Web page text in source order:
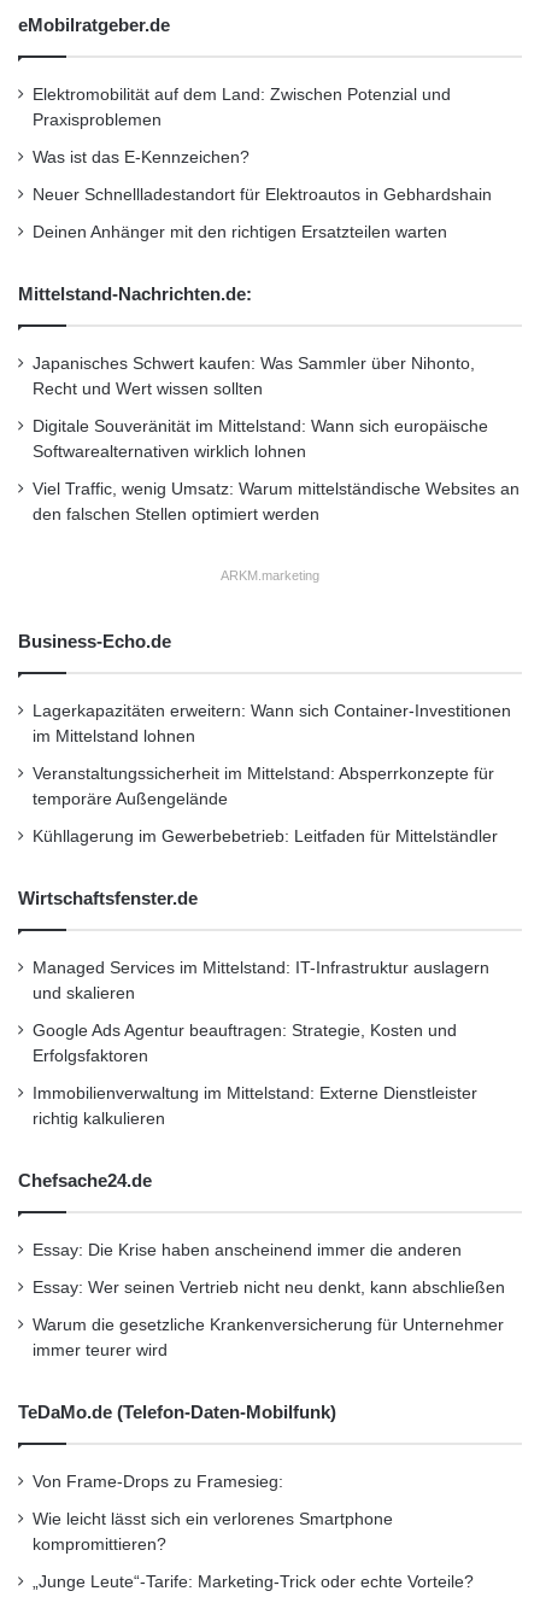
eMobilratgeber.de
Elektromobilität auf dem Land: Zwischen Potenzial und
Praxisproblemen
Was ist das E-Kennzeichen?
Neuer Schnellladestandort für Elektroautos in Gebhardshain
Deinen Anhänger mit den richtigen Ersatzteilen warten
Mittelstand-Nachrichten.de:
Japanisches Schwert kaufen: Was Sammler über Nihonto,
Recht und Wert wissen sollten
Digitale Souveränität im Mittelstand: Wann sich europäische
Softwarealternativen wirklich lohnen
Viel Traffic, wenig Umsatz: Warum mittelständische Websites an
den falschen Stellen optimiert werden
ARKM.marketing
Business-Echo.de
Lagerkapazitäten erweitern: Wann sich Container-Investitionen
im Mittelstand lohnen
Veranstaltungssicherheit im Mittelstand: Absperrkonzepte für
temporäre Außengelände
Kühllagerung im Gewerbebetrieb: Leitfaden für Mittelständler
Wirtschaftsfenster.de
Managed Services im Mittelstand: IT-Infrastruktur auslagern
und skalieren
Google Ads Agentur beauftragen: Strategie, Kosten und
Erfolgsfaktoren
Immobilienverwaltung im Mittelstand: Externe Dienstleister
richtig kalkulieren
Chefsache24.de
Essay: Die Krise haben anscheinend immer die anderen
Essay: Wer seinen Vertrieb nicht neu denkt, kann abschließen
Warum die gesetzliche Krankenversicherung für Unternehmer
immer teurer wird
TeDaMo.de (Telefon-Daten-Mobilfunk)
Von Frame-Drops zu Framesieg:
Wie leicht lässt sich ein verlorenes Smartphone
kompromittieren?
„Junge Leute“-Tarife: Marketing-Trick oder echte Vorteile?